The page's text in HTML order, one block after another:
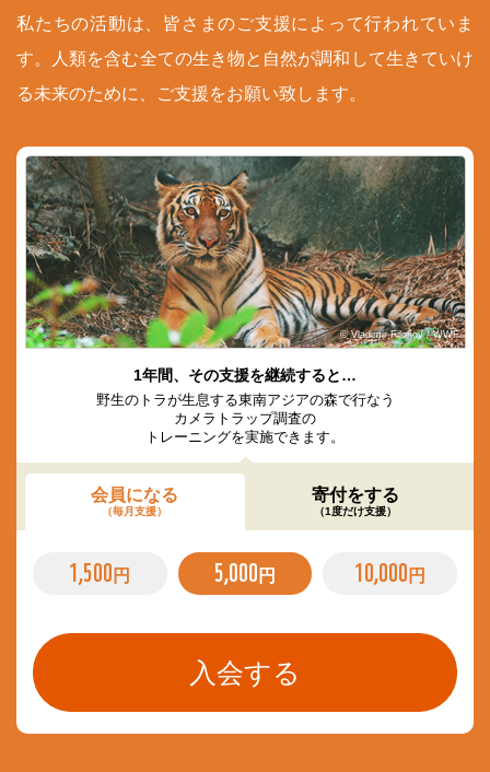
私たちの活動は、皆さまのご支援によって行われていま
す。人類を含む全ての生き物と自然が調和して生きていけ
る未来のために、ご支援をお願い致します。
© Vladimir Filonov / WWF
1年間、その支援を継続すると…
野生のトラが生息する東南アジアの森で行なう
カメラトラップ調査の
トレーニングを実施できます。
会員になる
（毎月支援）
寄付をする
（1度だけ支援）
1,500 円 5,000 円 10,000 円